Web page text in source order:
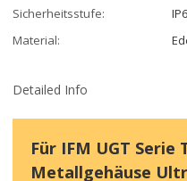
Sicherheitsstufe:
Material:
Detailed Info
Für IFM UGT
Metallgehäuse